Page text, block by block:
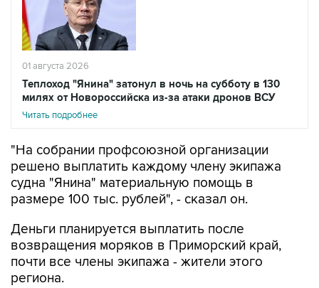
01 августа 2026
Теплоход "Янина" затонул в ночь на субботу в 130
милях от Новороссийска из-за атаки дронов ВСУ
Читать подробнее
"На собрании профсоюзной организации
решено выплатить каждому члену экипажа
судна "Янина" материальную помощь в
размере 100 тыс. рублей", - сказал он.
Деньги планируется выплатить после
возвращения моряков в Приморский край,
почти все члены экипажа - жители этого
региона.